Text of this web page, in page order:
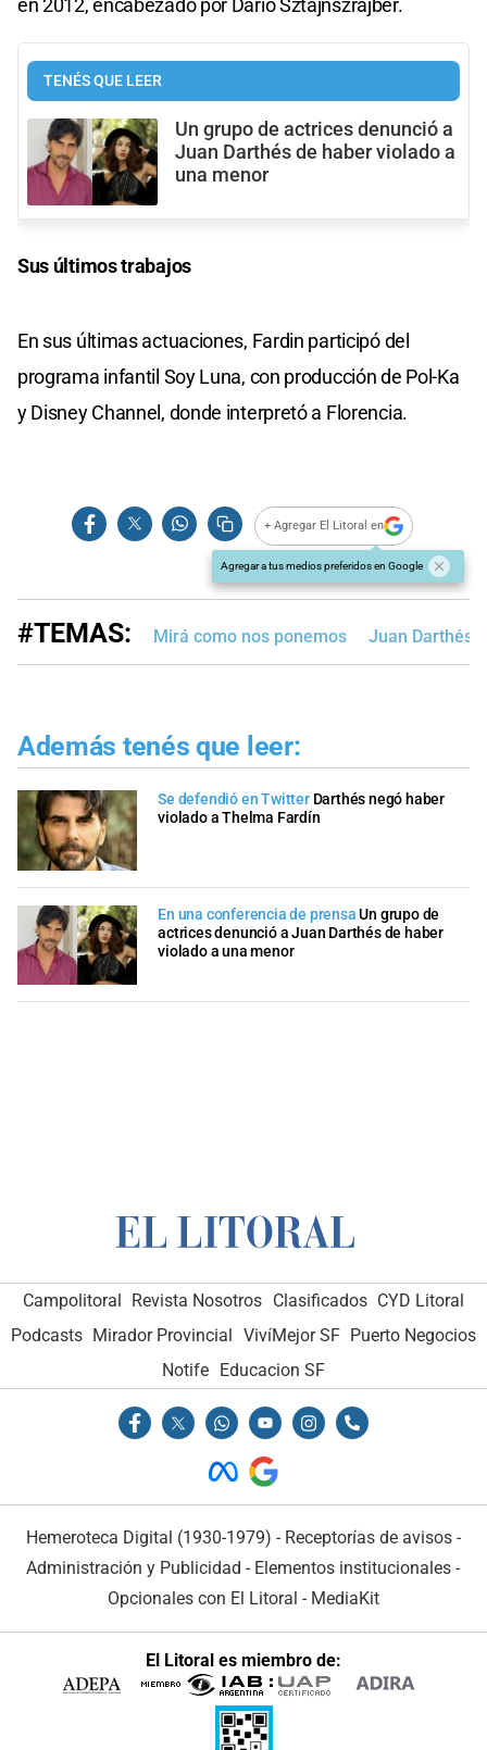
TENÉS QUE LEER
Un grupo de actrices denunció a
Juan Darthés de haber violado a
una menor
Sus últimos trabajos
En sus últimas actuaciones, Fardin participó del
programa infantil Soy Luna, con producción de Pol-Ka
y Disney Channel, donde interpretó a Florencia.
+ Agregar El Litoral en
Agregar a tus medios preferidos en Google
#TEMAS: Mirá como nos ponemos Juan Darthés
Además tenés que leer:
Se defendió en Twitter Darthés negó haber
violado a Thelma Fardín
En una conferencia de prensa Un grupo de
actrices denunció a Juan Darthés de haber
violado a una menor
Campolitoral Revista Nosotros Clasificados CYD Litoral
Podcasts Mirador Provincial VivíMejor SF Puerto Negocios
Notife Educacion SF
Hemeroteca Digital (1930-1979) - Receptorías de avisos -
Administración y Publicidad - Elementos institucionales -
Opcionales con El Litoral - MediaKit
El Litoral es miembro de: